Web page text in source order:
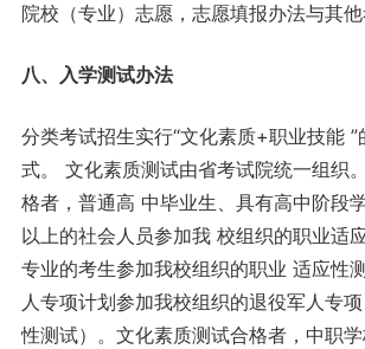
院校（专业）志愿，志愿填报办法与其他
八、入学测试办法
分类考试招生实行“文化素质+职业技能
式。 文化素质测试由省考试院统一组织
格者，普通高 中毕业生、具有高中阶段
以上的社会人员参加我 校组织的职业适
专业的考生参加我校组织的职业 适应性
人专项计划参加我校组织的退役军人专
性测试）。文化素质测试合格者，中职